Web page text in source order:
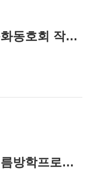
2024년 경기도박물관 문화동호회 작품전 <민화학교·규방공예학교>
2024년 경기도박물관 여름방학프로그램 『체험 업고 튀어』 키링 업고! 모시 업고! 단청 업고!